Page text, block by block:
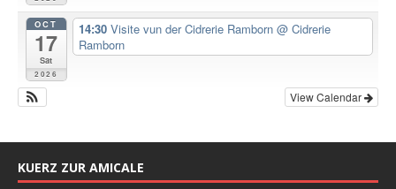
OCT
17
Sat
2026
14:30 Visite vun der Cidrerie Ramborn @ Cidrerie
Ramborn
View Calendar
KUERZ ZUR AMICALE